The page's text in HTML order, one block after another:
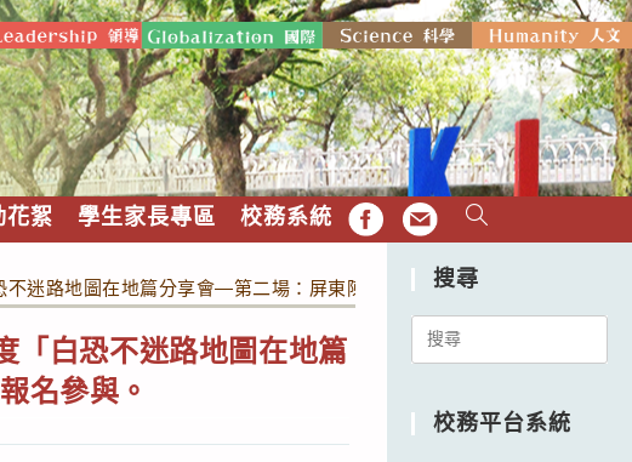
花絮 學生家長專區 校務系統 FB EMAIL
迷路地圖在地篇分享會—第二場：屏東陳玉貞故事地圖」，請教師踴躍
「白恐不迷路地圖在地篇
名參與。
搜尋
Search
校務平台系統